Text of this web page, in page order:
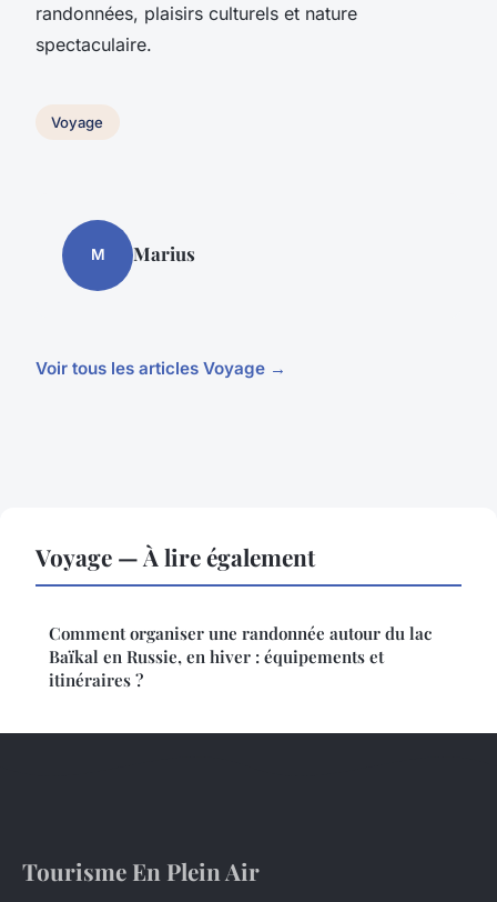
randonnées, plaisirs culturels et nature
spectaculaire.
Voyage
M Marius
Voir tous les articles Voyage →
Voyage — À lire également
Comment organiser une randonnée autour du lac
Baïkal en Russie, en hiver : équipements et
itinéraires ?
Tourisme En Plein Air